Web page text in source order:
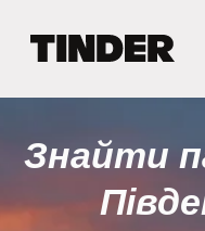
н
с
Знайти